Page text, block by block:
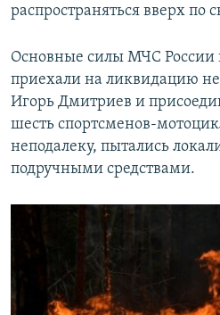
распространяться вверх по
Основные силы МЧС России
приехали на ликвидацию не
Игорь Дмитриев и
шесть спортсменов-
неподалеку, пытались
подручными средствами.